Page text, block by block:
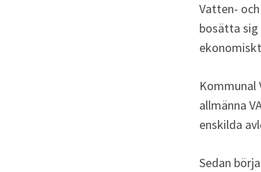
Vatten-
bosätta
Kommunal
allmänna
enskilda
Sedan